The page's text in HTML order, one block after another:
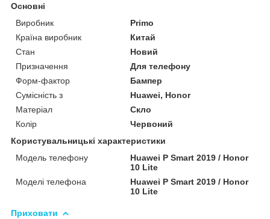
Основні
Виробник
Primo
Країна виробник
Китай
Стан
Новий
Призначення
Для телефону
Форм-фактор
Бампер
Сумісність з
Huawei, Honor
Матеріал
Скло
Колір
Червоний
Користувальницькі характеристики
Модель телефону
Huawei P Smart 2019 / Honor
10 Lite
Моделі телефона
Huawei P Smart 2019 / Honor
10 Lite
Приховати